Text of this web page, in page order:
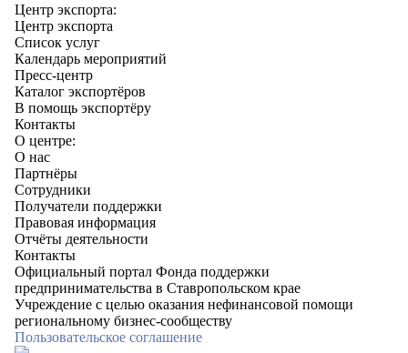
Центр экспорта:
Центр экспорта
Список услуг
Календарь мероприятий
Пресс-центр
Каталог экспортёров
В помощь экспортёру
Контакты
О центре:
О нас
Партнёры
Сотрудники
Получатели поддержки
Правовая информация
Отчёты деятельности
Контакты
Официальный портал Фонда поддержки
предпринимательства в Ставропольском крае
Учреждение с целью оказания нефинансовой помощи
региональному бизнес-сообществу
Пользовательское соглашение